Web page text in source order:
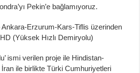
Pekin’e bağlamıyoruz.
Ankara-Erzurum-Kars-Tiflis üzerinden
(Yüksek Hızlı Demiryolu)
ismi verilen proje ile Hindistan-
ile birlikte Türki Cumhuriyetleri